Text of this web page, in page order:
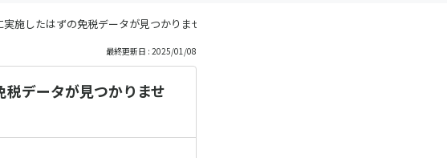
施したはずの免税データが見つかりません。
最終更新日 : 2025/01/08
データが見つかりませ